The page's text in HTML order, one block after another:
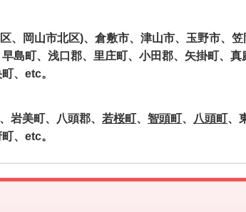
、岡山市北区)、倉敷市、津山市、玉野市、
島町、浅口郡、里庄町、小田郡、矢掛町、
、etc。
岩美町、八頭郡、 若桜町、 智頭町、 八頭町、
、etc。